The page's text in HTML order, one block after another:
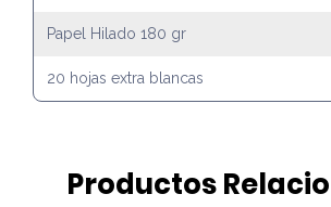
Papel Hilado 180 gr
20 hojas extra blancas
Productos